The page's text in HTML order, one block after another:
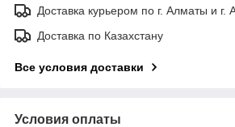
Доставка курьером по г. Алматы и г.
Доставка по Казахстану
Все условия доставки
Условия оплаты